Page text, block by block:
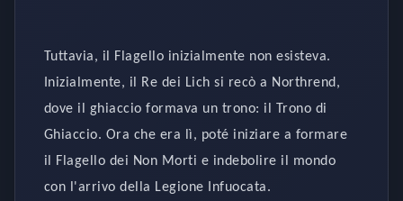
Tuttavia, il Flagello inizialmente non esisteva.
Inizialmente, il Re dei Lich si recò a Northrend,
dove il ghiaccio formava un trono: il Trono di
Ghiaccio. Ora che era lì, poté iniziare a formare
il Flagello dei Non Morti e indebolire il mondo
con l'arrivo della Legione Infuocata.